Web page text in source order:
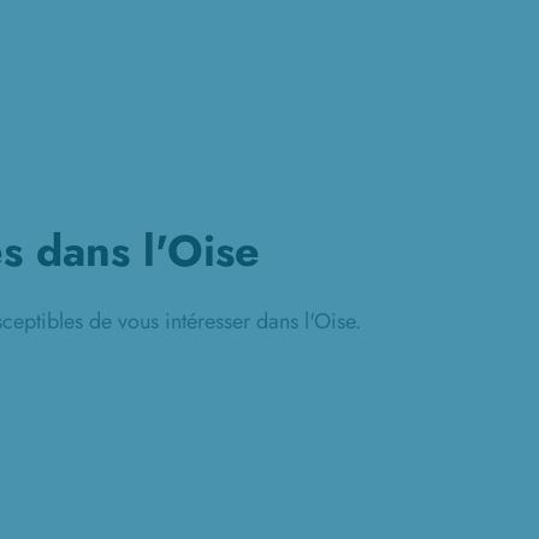
dans l'Oise
de vous intéresser dans l'Oise.